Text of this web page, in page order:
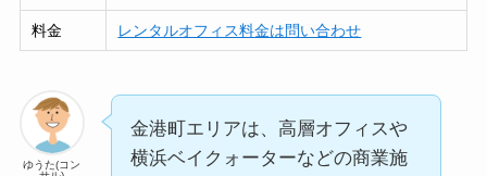
料金 レンタルオフィス料金は問い合わせ
ゆうた(コン
金港町エリアは、高層オフィスや
横浜ベイクォーターなどの商業施